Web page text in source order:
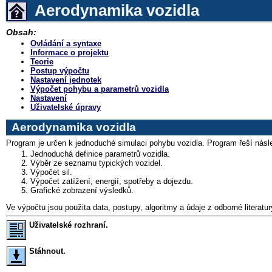
Aerodynamika vozidla
Obsah:
Ovládání a syntaxe
Informace o projektu
Teorie
Postup výpočtu
Nastavení jednotek
Výpočet pohybu a parametrů vozidla
Nastavení
Uživatelské úpravy
Aerodynamika vozidla
Program je určen k jednoduché simulaci pohybu vozidla. Program řeší
Jednoduchá definice parametrů vozidla.
Výběr ze seznamu typických vozidel.
Výpočet sil.
Výpočet zatížení, energií, spotřeby a dojezdu.
Grafické zobrazení výsledků.
Ve výpočtu jsou použita data, postupy, algoritmy a údaje z odborné
Uživatelské rozhraní.
Stáhnout.